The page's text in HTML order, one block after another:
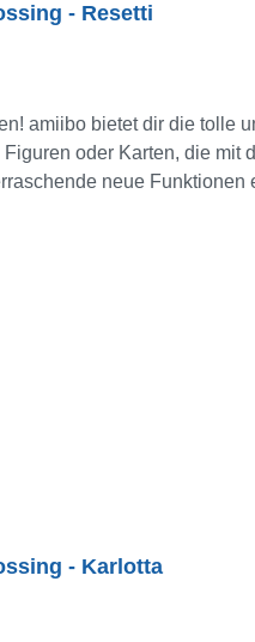
- Resetti
amiibo bietet dir die tolle
Figuren oder Karten, die
neue
rechten Joy-Con oder des
XL und dem New
Lese-/Schreibgerät Auf
Verbinde dich mit einer
- Karlotta